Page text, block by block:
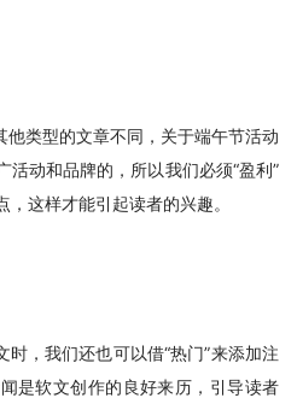
类型的文章不同，关于端午节活动
活动和品牌的，所以我们必须“盈利”
这样才能引起读者的兴趣。
，我们还也可以借“热门”来添加注
是软文创作的良好来历，引导读者